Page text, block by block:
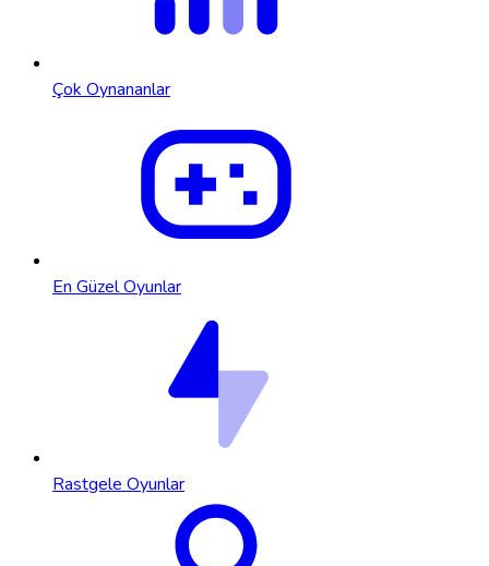
Çok Oynananlar
En Güzel Oyunlar
Rastgele Oyunlar